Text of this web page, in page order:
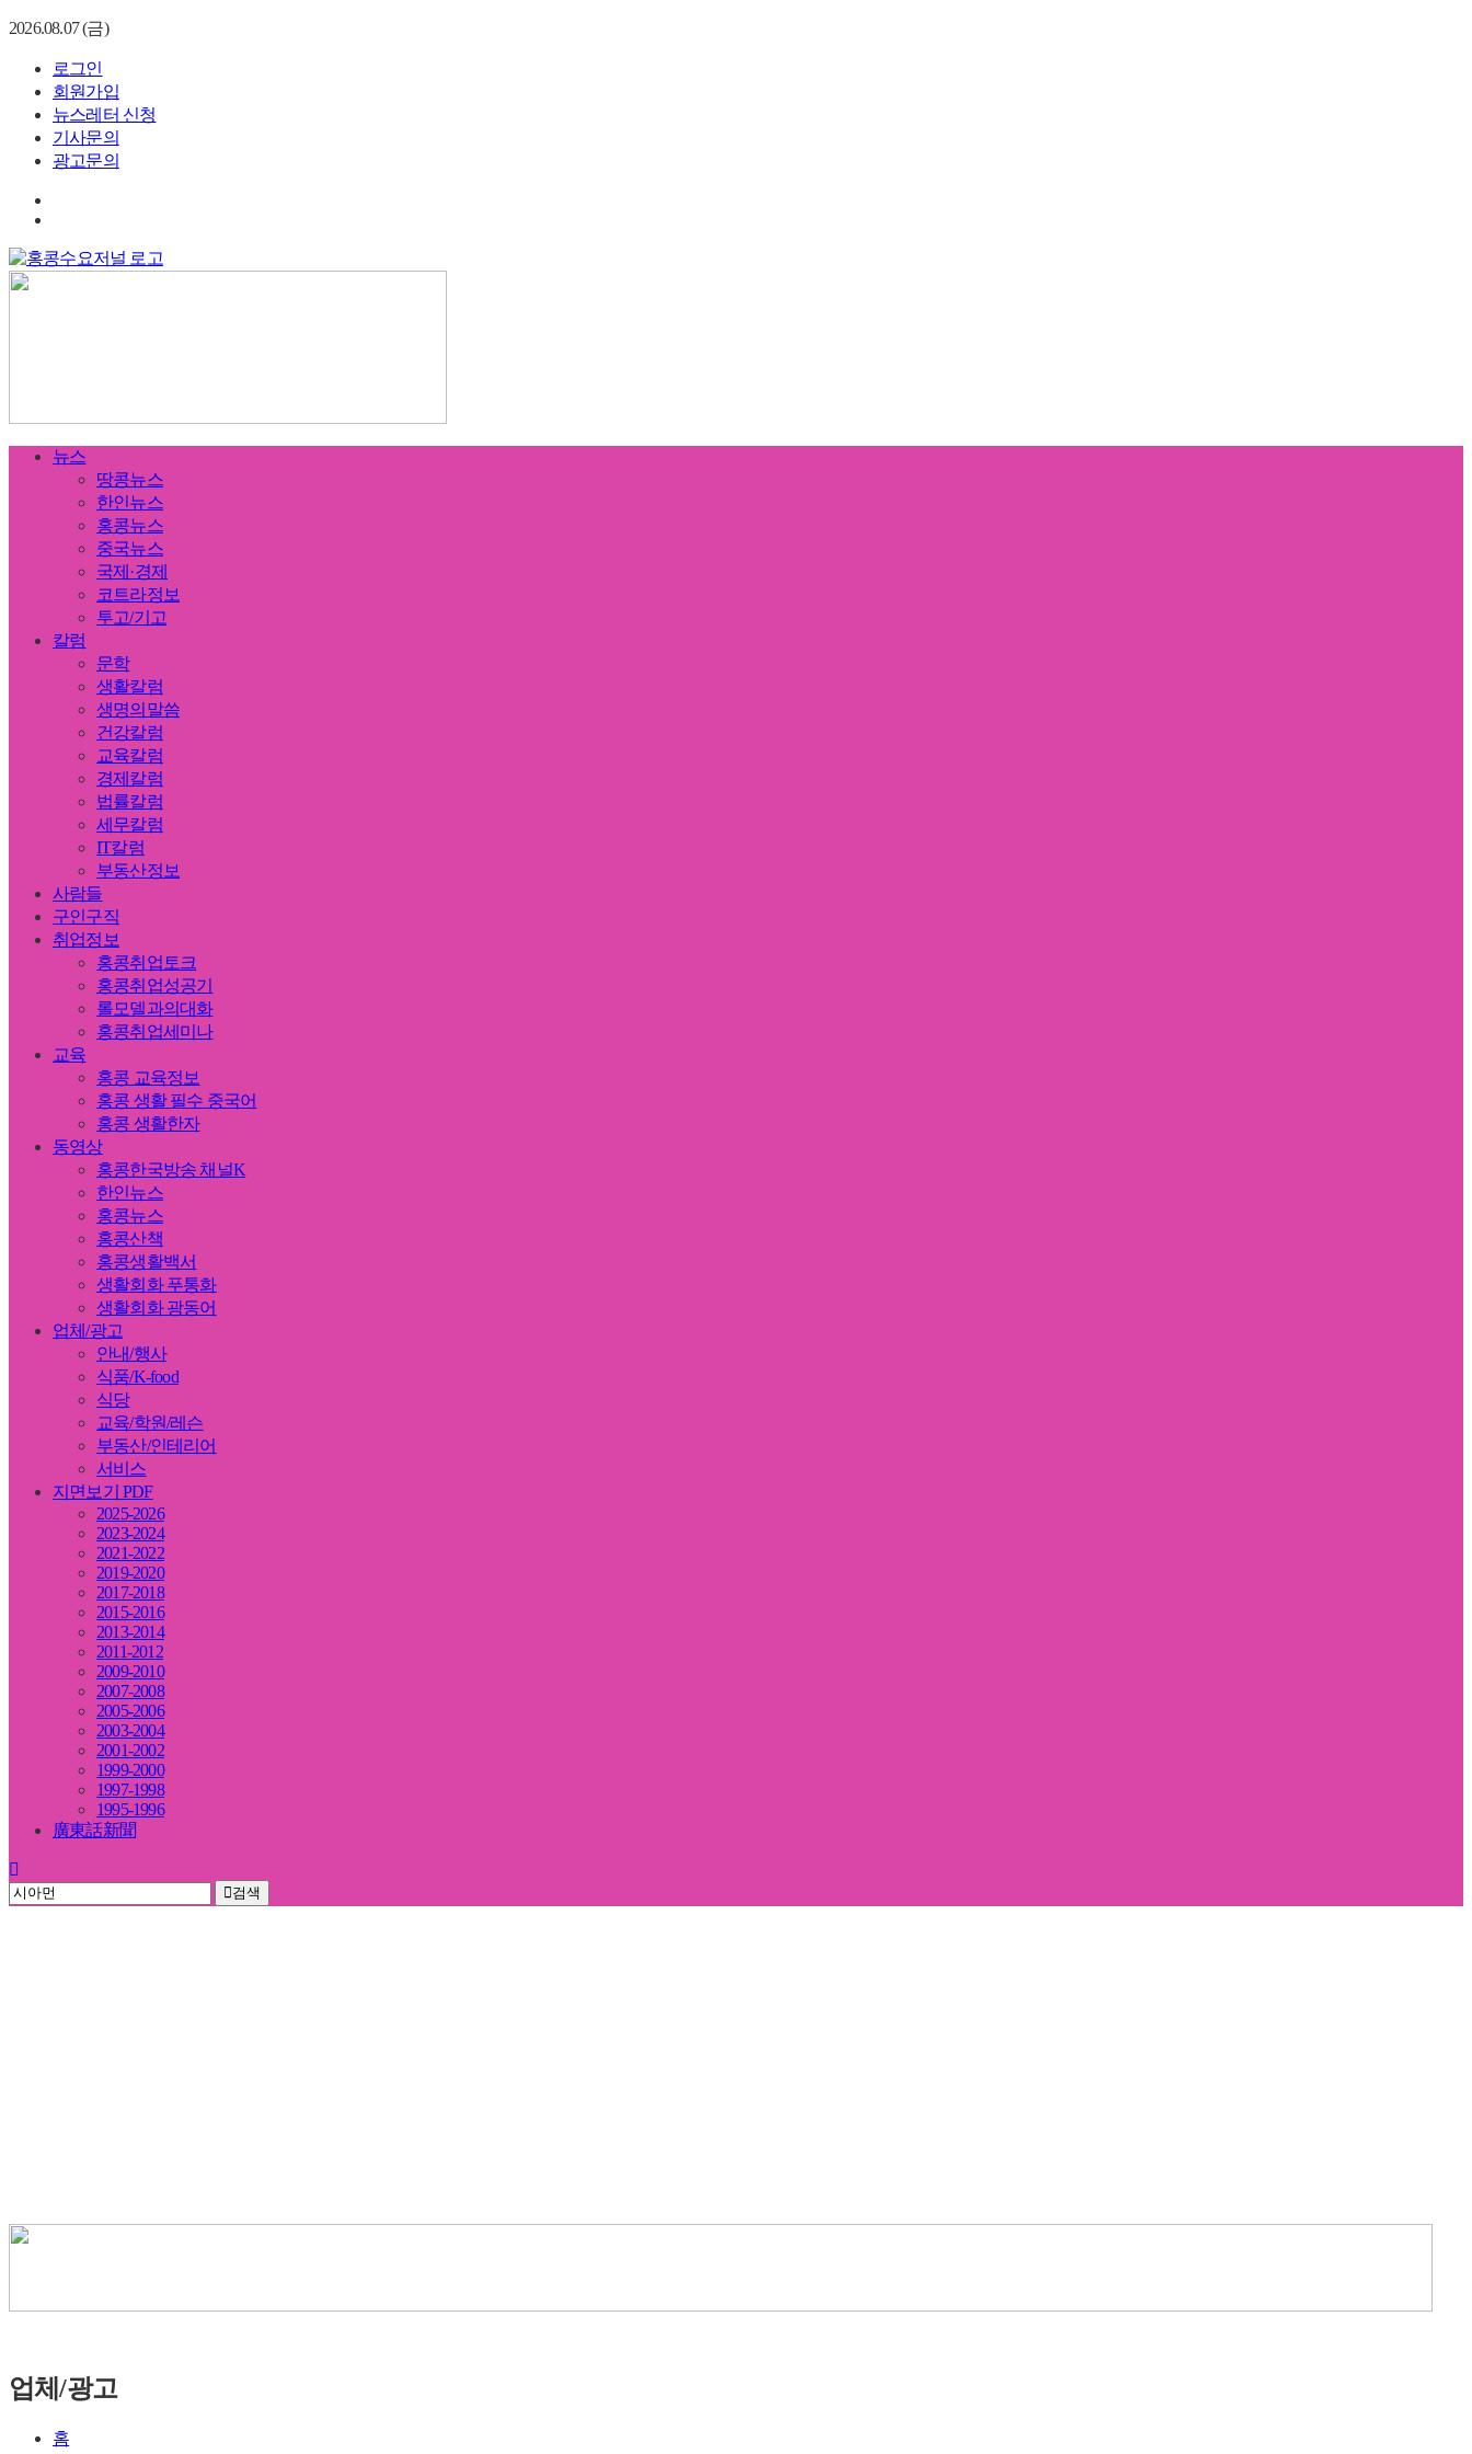
2026.08.07 (금)
로그인
회원가입
뉴스레터 신청
기사문의
광고문의
뉴스
땅콩뉴스
한인뉴스
홍콩뉴스
중국뉴스
국제·경제
코트라정보
투고/기고
칼럼
문학
생활칼럼
생명의말씀
건강칼럼
교육칼럼
경제칼럼
법률칼럼
세무칼럼
IT칼럼
부동산정보
사람들
구인구직
취업정보
홍콩취업토크
홍콩취업성공기
롤모델과의대화
홍콩취업세미나
교육
홍콩 교육정보
홍콩 생활 필수 중국어
홍콩 생활한자
동영상
홍콩한국방송 채널K
한인뉴스
홍콩뉴스
홍콩산책
홍콩생활백서
생활회화 푸통화
생활회화 광동어
업체/광고
안내/행사
식품/K-food
식당
교육/학원/레슨
부동산/인테리어
서비스
지면보기 PDF
2025-2026
2023-2024
2021-2022
2019-2020
2017-2018
2015-2016
2013-2014
2011-2012
2009-2010
2007-2008
2005-2006
2003-2004
2001-2002
1999-2000
1997-1998
1995-1996
廣東話新聞
검색
업체/광고
홈